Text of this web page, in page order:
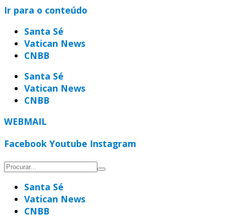
Ir para o conteúdo
Santa Sé
Vatican News
CNBB
Santa Sé
Vatican News
CNBB
WEBMAIL
Facebook Youtube Instagram
Santa Sé
Vatican News
CNBB